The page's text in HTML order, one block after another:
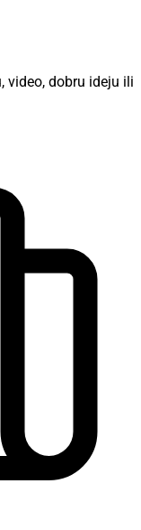
video, dobru ideju ili